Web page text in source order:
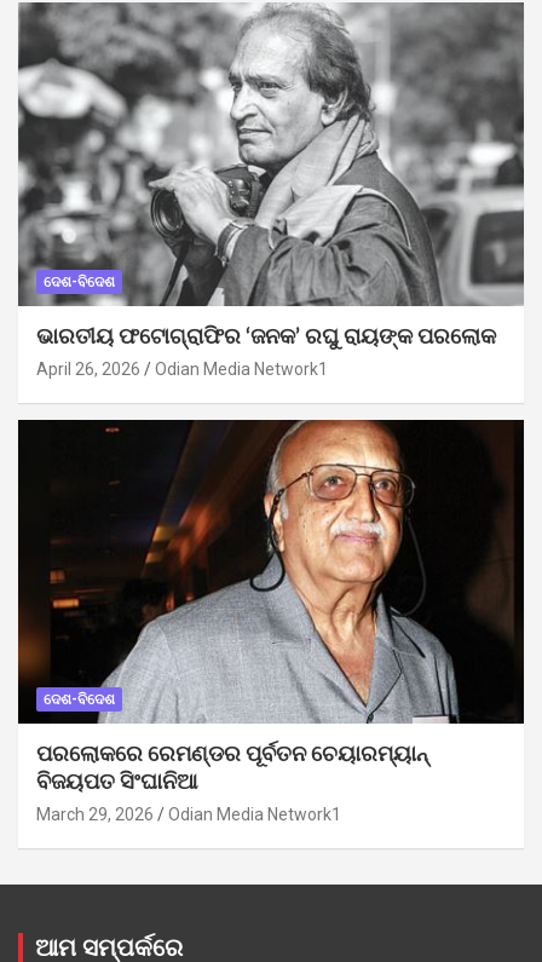
ଦେଶ-ବିଦେଶ
ଭାରତୀୟ ଫଟୋଗ୍ରାଫିର ‘ଜନକ’ ରଘୁ ରାୟଙ୍କ ପରଲୋକ
April 26, 2026 Odian Media Network1
ଦେଶ-ବିଦେଶ
ପରଲୋକରେ ରେମଣ୍ଡର ପୂର୍ବତନ ଚେୟାରମ୍ୟାନ୍
ବିଜୟପତ ସିଂଘାନିଆ
March 29, 2026 Odian Media Network1
ଆମ ସମ୍ପର୍କରେ